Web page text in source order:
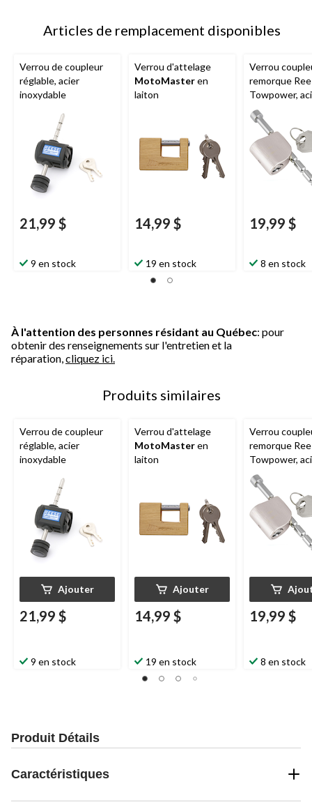
Articles de remplacement disponibles
Verrou de coupleur
réglable, acier
inoxydable
21,99 $
9 en stock
Verrou d'attelage
MotoMasteren
laiton
14,99 $
19 en stock
Verrou
remorque
Towpower,
inoxydable
19,99 $
8 en stock
À l'attention des personnes résidant au Québec: pour
obtenir des renseignements sur l'entretien et la
réparation, cliquez ici.
Produits similaires
Verrou de coupleur
réglable, acier
inoxydable
Ajouter
21,99 $
9 en stock
Verrou d'attelage
MotoMasteren
laiton
Ajouter
14,99 $
19 en stock
Verrou
remorque
Towpower,
inoxydable
19,99 $
8 en stock
Produit Détails
Caractéristiques